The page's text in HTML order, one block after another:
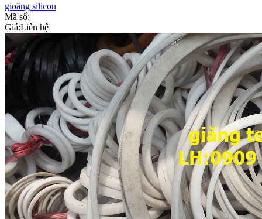
gioăng silicon
Mã số:
Giá:Liên hệ